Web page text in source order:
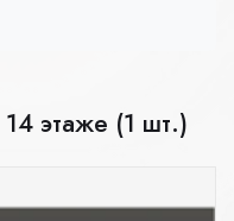
этаже (1 шт.)